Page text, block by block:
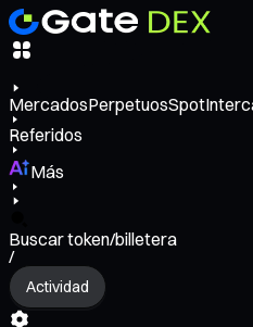
MercadosPerpetuosSpot
Referidos
Más
Buscar token/billetera
/
Actividad